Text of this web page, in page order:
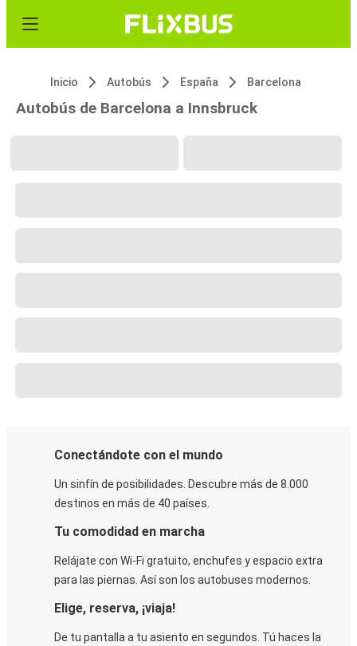
Inicio Autobús España Barcelona
Autobús de Barcelona a Innsbruck
Conectándote con el mundo
Un sinfín de posibilidades. Descubre más de 8.000
destinos en más de 40 países.
Tu comodidad en marcha
Relájate con Wi-Fi gratuito, enchufes y espacio extra
para las piernas. Así son los autobuses modernos.
Elige, reserva, ¡viaja!
De tu pantalla a tu asiento en segundos. Tú haces la